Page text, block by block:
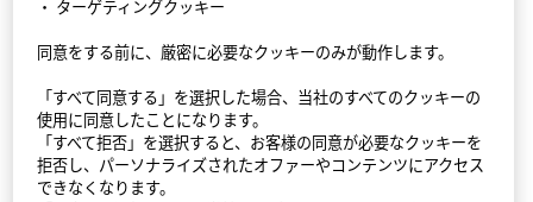
StyleHint アプリ
利用規約
プライバシーポリシー（外部送信ポリシーを含む）
・ ターゲティングクッキー
同意をする前に、厳密に必要なクッキーのみが動作します。
「すべて同意する」を選択した場合、当社のすべてのクッキーの
使用に同意したことになります。
「すべて拒否」を選択すると、お客様の同意が必要なクッキーを
拒否し、パーソナライズされたオファーやコンテンツにアクセス
できなくなります。